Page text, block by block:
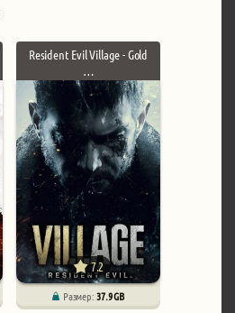
Resident Evil Village - Gold
…
7.2
Размер:37.9 GB